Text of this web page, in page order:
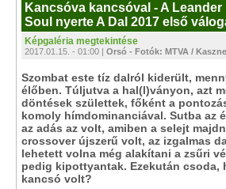
Kancsóva kancsóval - A
Soul nyerte A Dal 2017 első
Képgaléria megtekintése
2017.01.15. - 01:00 | Orsó - Fotók: MTVA /
Szombat este tíz dalról kiderült,
élőben. Túljutva a hal(l)ványon, azt
döntések születtek, főként a
komoly hímdominanciával. Sutba az
az adás az volt, amiben a selejt
crossover újszerű volt, az izgalmas
lehetett volna még alakítani a zsűri
pedig kipottyantak. Ezekután csoda,
kancsó volt?